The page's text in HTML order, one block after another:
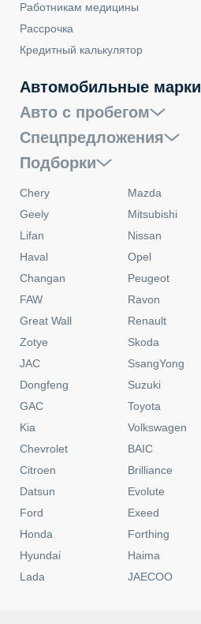
Работникам медицины
Рассрочка
Кредитный калькулятор
Автомобильные марки
Авто с пробегом
Спецпредложения
Подборки
Chery
Geely
Lifan
Haval
Changan
FAW
Great Wall
Zotye
JAC
Dongfeng
GAC
Kia
Chevrolet
Citroen
Datsun
Ford
Honda
Hyundai
Lada
Mazda
Mitsubishi
Nissan
Opel
Peugeot
Ravon
Renault
Skoda
SsangYong
Suzuki
Toyota
Volkswagen
BAIC
Brilliance
Evolute
Exeed
Forthing
Haima
JAECOO